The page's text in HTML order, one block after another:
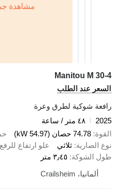
Manitou M 30-4
السعر عند الطلب
رافعة شوكية لطرق وعرة
2025
٤٨ متر / ساعة
القوة 74.78 حصان (54.97 kW)
نوع الصارية ثلاثي علو ارتفاع للرفع
طول الشوكة ٣٫٤٥ متر
ألمانيا، Crailsheim